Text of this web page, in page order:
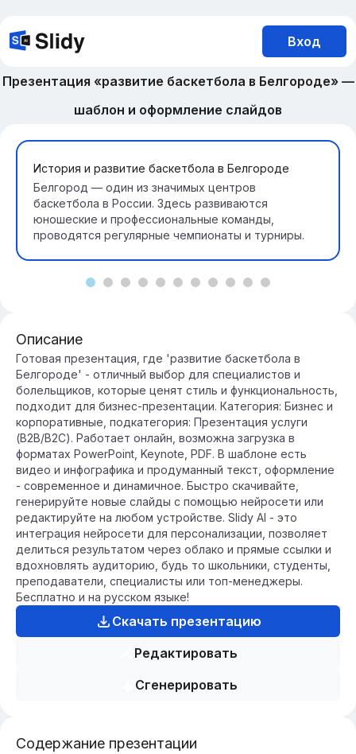
Вход
Презентация «развитие баскетбола в Белгороде» —
шаблон и оформление слайдов
История и развитие баскетбола в Белгороде
Белгород — один из значимых центров
баскетбола в России. Здесь развиваются
юношеские и профессиональные команды,
проводятся регулярные чемпионаты и турниры.
Описание
Готовая презентация, где 'развитие баскетбола в
Белгороде' - отличный выбор для специалистов и
болельщиков, которые ценят стиль и функциональность,
подходит для бизнес-презентации. Категория: Бизнес и
корпоративные, подкатегория: Презентация услуги
(B2B/B2C). Работает онлайн, возможна загрузка в
форматах PowerPoint, Keynote, PDF. В шаблоне есть
видео и инфографика и продуманный текст, оформление
- современное и динамичное. Быстро скачивайте,
генерируйте новые слайды с помощью нейросети или
редактируйте на любом устройстве. Slidy AI - это
интеграция нейросети для персонализации, позволяет
делиться результатом через облако и прямые ссылки и
вдохновлять аудиторию, будь то школьники, студенты,
преподаватели, специалисты или топ-менеджеры.
Бесплатно и на русском языке!
Скачать презентацию
Редактировать
Сгенерировать
Содержание презентации